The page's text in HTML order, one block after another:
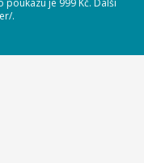
je 999 Kč. Další
.